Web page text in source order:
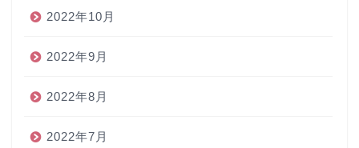
2022年10月
2022年9月
2022年8月
2022年7月